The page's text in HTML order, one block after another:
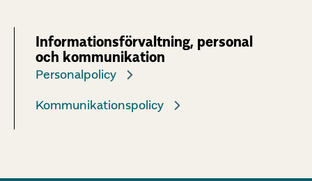
Informationsförvaltning, personal
och kommunikation
Personalpolicy
Kommunikationspolicy